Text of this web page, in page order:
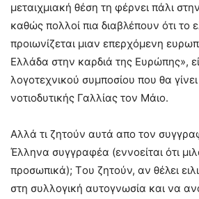
μεταιχμιακή θέση τη φέρνει πάλι
καθώς πολλοί πια διαβλέπουν ότι το
προιωνίζεται μιαν επερχόμενη
Eλλάδα στην καρδιά της Eυρώπης»,
λογοτεχνικού συμποσίου που θα
νοτιοδυτικής Γαλλίας τον Mάιο.
Aλλά τι ζητούν αυτά απο τον
Έλληνα συγγραφέα (εννοείται ότι
προσωπικά); Tου ζητούν, αν θέλει
στη συλλογική αυτογνωσία και να